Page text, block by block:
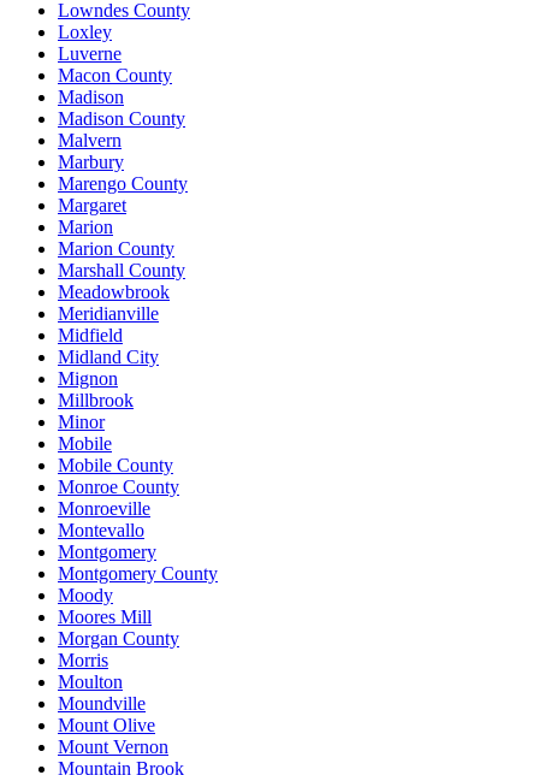
Lowndes County
Loxley
Luverne
Macon County
Madison
Madison County
Malvern
Marbury
Marengo County
Margaret
Marion
Marion County
Marshall County
Meadowbrook
Meridianville
Midfield
Midland City
Mignon
Millbrook
Minor
Mobile
Mobile County
Monroe County
Monroeville
Montevallo
Montgomery
Montgomery County
Moody
Moores Mill
Morgan County
Morris
Moulton
Moundville
Mount Olive
Mount Vernon
Mountain Brook